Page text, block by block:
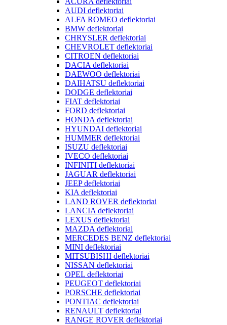
AUDI deflektoriai
ALFA ROMEO deflektoriai
BMW deflektoriai
CHRYSLER deflektoriai
CHEVROLET deflektoriai
CITROEN deflektoriai
DACIA deflektoriai
DAEWOO deflektoriai
DAIHATSU deflektoriai
DODGE deflektoriai
FIAT deflektoriai
FORD deflektoriai
HONDA deflektoriai
HYUNDAI deflektoriai
HUMMER deflektoriai
ISUZU deflektoriai
IVECO deflektoriai
INFINITI deflektoriai
JAGUAR deflektoriai
JEEP deflektoriai
KIA deflektoriai
LAND ROVER deflektoriai
LANCIA deflektoriai
LEXUS deflektoriai
MAZDA deflektoriai
MERCEDES BENZ deflektoriai
MINI deflektoriai
MITSUBISHI deflektoriai
NISSAN deflektoriai
OPEL deflektoriai
PEUGEOT deflektoriai
PORSCHE deflektoriai
PONTIAC deflektoriai
RENAULT deflektoriai
RANGE ROVER deflektoriai